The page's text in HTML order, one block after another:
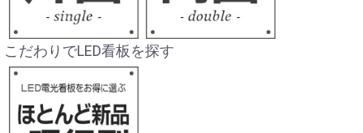
こだわりでLED看板を探す